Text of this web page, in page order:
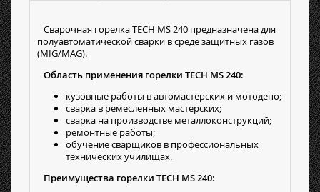
Сварочная горелка TECH MS 240 предназначена для
полуавтоматической сварки в среде защитных газов
(MIG/MAG).
Область применения горелки TECH MS 240:
кузовные работы в автомастерских и мотодепо;
сварка в ремесленных мастерских;
сварка на производстве металлоконструкций;
ремонтные работы;
обучение сварщиков в профессиональных
технических училищах.
Преимущества горелки TECH MS 240: